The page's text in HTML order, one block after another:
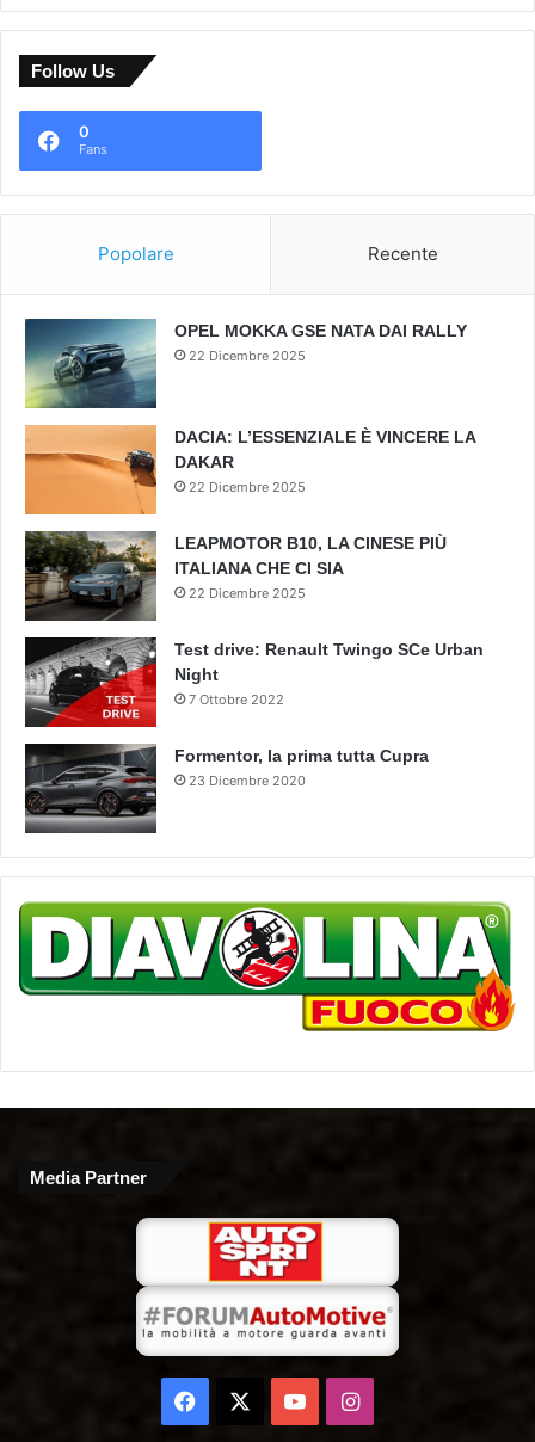
Follow Us
0
Fans
Popolare Recente
OPEL MOKKA GSE NATA DAI RALLY
22 Dicembre 2025
DACIA: L’ESSENZIALE È VINCERE LA
DAKAR
22 Dicembre 2025
LEAPMOTOR B10, LA CINESE PIÙ
ITALIANA CHE CI SIA
22 Dicembre 2025
Test drive: Renault Twingo SCe Urban
Night
7 Ottobre 2022
Formentor, la prima tutta Cupra
23 Dicembre 2020
Media Partner
Facebook You Instagram